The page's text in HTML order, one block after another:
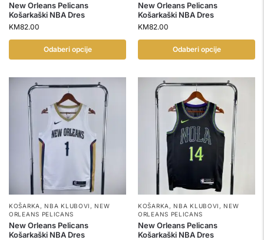
New Orleans Pelicans
Košarkaški NBA Dres
KM82.00
Odaberi opcije
New Orleans Pelicans
Košarkaški NBA Dres
KM82.00
Odaberi opcije
KOŠARKA ,NBA KLUBOVI ,NEW
ORLEANS PELICANS
New Orleans Pelicans
Košarkaški NBA Dres
KOŠARKA ,NBA KLUBOVI ,NEW
ORLEANS PELICANS
New Orleans Pelicans
Košarkaški NBA Dres